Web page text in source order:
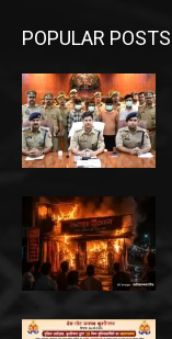
POPULAR POSTS